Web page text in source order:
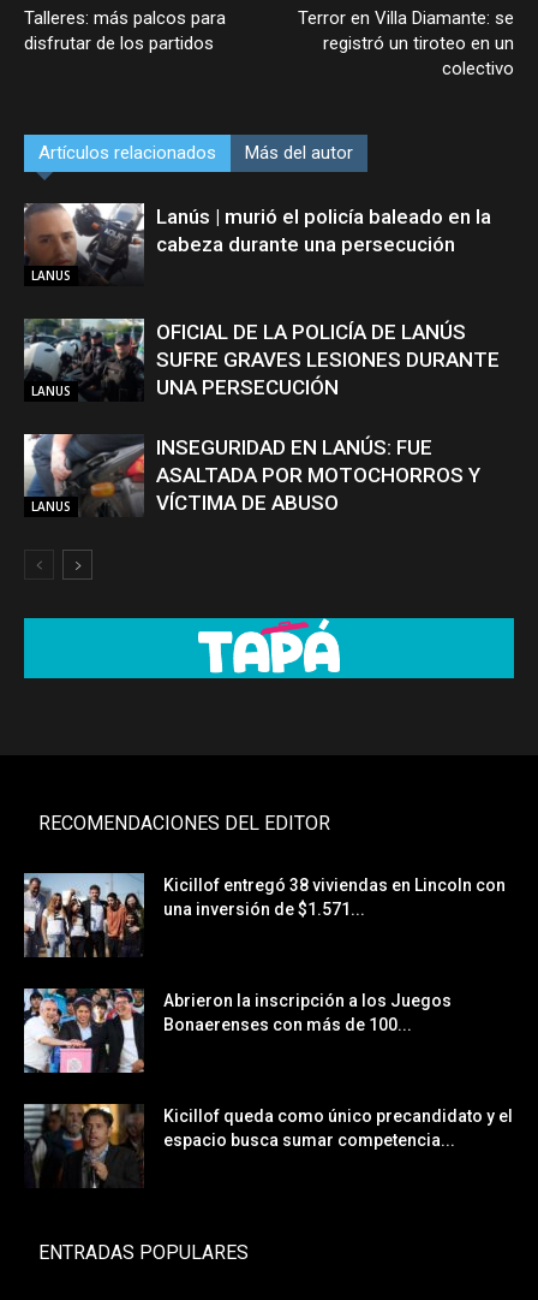
Talleres: más palcos para
disfrutar de los partidos
Terror en Villa Diamante: se
registró un tiroteo en un
colectivo
Artículos relacionados Más del autor
LANUS
Lanús | murió el policía baleado en la
cabeza durante una persecución
LANUS
OFICIAL DE LA POLICÍA DE LANÚS
SUFRE GRAVES LESIONES DURANTE
UNA PERSECUCIÓN
LANUS
INSEGURIDAD EN LANÚS: FUE
ASALTADA POR MOTOCHORROS Y
VÍCTIMA DE ABUSO
RECOMENDACIONES DEL EDITOR
Kicillof entregó 38 viviendas en Lincoln con
una inversión de $1.571...
Abrieron la inscripción a los Juegos
Bonaerenses con más de 100...
Kicillof queda como único precandidato y el
espacio busca sumar competencia...
ENTRADAS POPULARES